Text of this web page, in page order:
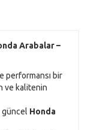
Arabalar –
performansı bir
ve kalitenin
güncel Honda